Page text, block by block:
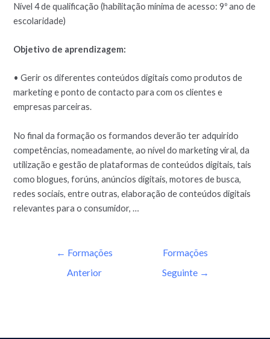
Nível 4 de qualificação (habilitação mínima de acesso: 9º ano de
escolaridade)
Objetivo de aprendizagem:
• Gerir os diferentes conteúdos digitais como produtos de
marketing e ponto de contacto para com os clientes e
empresas parceiras.
No final da formação os formandos deverão ter adquirido
competências, nomeadamente, ao nível do marketing viral, da
utilização e gestão de plataformas de conteúdos digitais, tais
como blogues, forúns, anúncios digitais, motores de busca,
redes sociais, entre outras, elaboração de conteúdos digitais
relevantes para o consumidor, …
← Formações
Anterior
Formações
Seguinte →